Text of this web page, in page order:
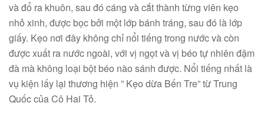
và đổ ra khuôn, sau đó cáng và cắt thành từng viên kẹo
nhỏ xinh, được bọc bởi một lớp bánh tráng, sau đó là lớp
giấy. Kẹo nơi đây không chỉ nổi tiếng trong nước và còn
được xuất ra nước ngoài, với vị ngọt và vị béo tự nhiên đậm
đà mà không loại bột béo nào sánh được. Nổi tiếng nhất là
vụ kiện lấy lại thương hiện ” Kẹo dừa Bến Tre” từ Trung
Quốc của Cô Hai Tỏ.